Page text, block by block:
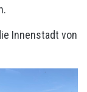
Innenstadt von